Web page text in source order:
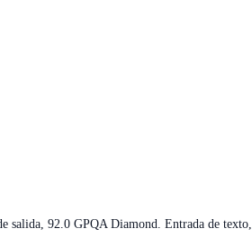
92.0 GPQA Diamond. Entrada de